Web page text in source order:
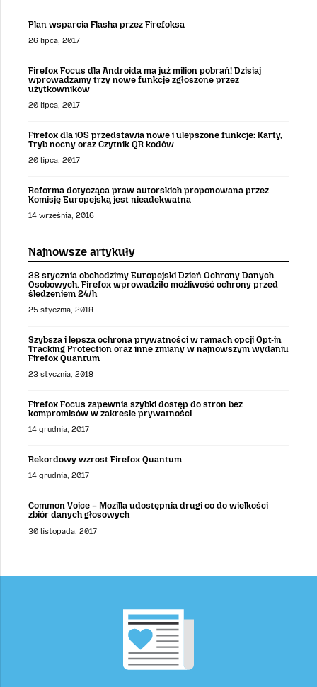
Plan wsparcia Flasha przez Firefoksa
26 lipca, 2017
Firefox Focus dla Androida ma już milion pobrań! Dzisiaj
wprowadzamy trzy nowe funkcje zgłoszone przez
użytkowników
20 lipca, 2017
Firefox dla iOS przedstawia nowe i ulepszone funkcje: Karty,
Tryb nocny oraz Czytnik QR kodów
20 lipca, 2017
Reforma dotycząca praw autorskich proponowana przez
Komisję Europejską jest nieadekwatna
14 września, 2016
Najnowsze artykuły
28 stycznia obchodzimy Europejski Dzień Ochrony Danych
Osobowych. Firefox wprowadziło możliwość ochrony przed
śledzeniem 24/h
25 stycznia, 2018
Szybsza i lepsza ochrona prywatności w ramach opcji Opt-in
Tracking Protection oraz inne zmiany w najnowszym wydaniu
Firefox Quantum
23 stycznia, 2018
Firefox Focus zapewnia szybki dostęp do stron bez
kompromisów w zakresie prywatności
14 grudnia, 2017
Rekordowy wzrost Firefox Quantum
14 grudnia, 2017
Common Voice – Mozilla udostępnia drugi co do wielkości
zbiór danych głosowych
30 listopada, 2017